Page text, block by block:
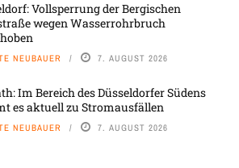
Vollsperrung der Bergischen
wegen Wasserrohrbruch
NEUBAUER 7. AUGUST 2026
Im Bereich des Düsseldorfer Südens
es aktuell zu Stromausfällen
NEUBAUER 7. AUGUST 2026